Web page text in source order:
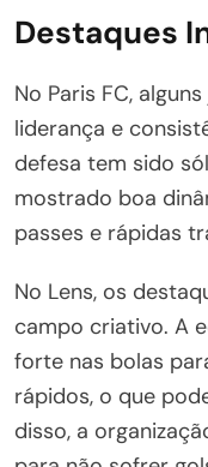
Destaques
No Paris FC,
liderança e
defesa tem sido
mostrado boa
passes e rápidas
No Lens, os
campo criativo. A
forte nas bolas
rápidos, o que
disso, a